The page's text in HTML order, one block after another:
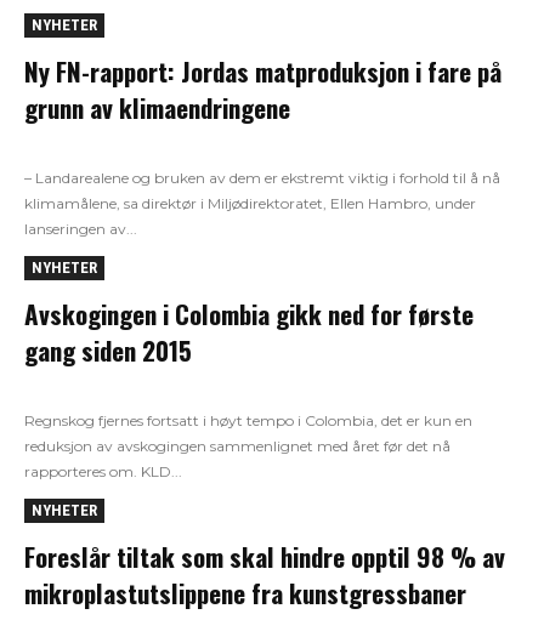
NYHETER
Ny FN-rapport: Jordas matproduksjon i fare på
grunn av klimaendringene
– Landarealene og bruken av dem er ekstremt viktig i forhold til å nå
klimamålene, sa direktør i Miljødirektoratet, Ellen Hambro, under
lanseringen av...
NYHETER
Avskogingen i Colombia gikk ned for første
gang siden 2015
Regnskog fjernes fortsatt i høyt tempo i Colombia, det er kun en
reduksjon av avskogingen sammenlignet med året før det nå
rapporteres om. KLD...
NYHETER
Foreslår tiltak som skal hindre opptil 98 % av
mikroplastutslippene fra kunstgressbaner